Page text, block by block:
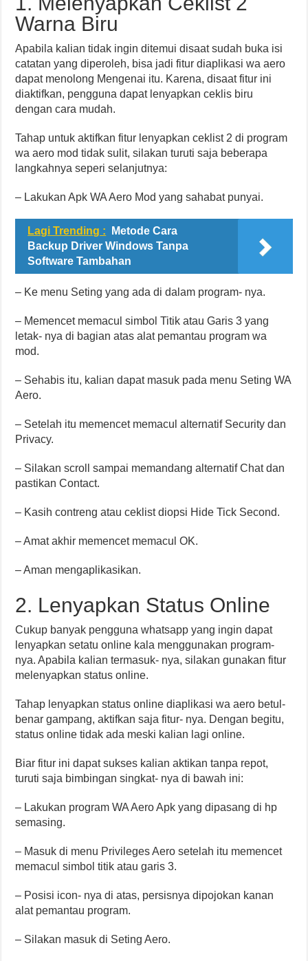
Warna Biru
Apabila kalian tidak ingin ditemui disaat sudah buka isi
catatan yang diperoleh, bisa jadi fitur diaplikasi wa aero
dapat menolong Mengenai itu. Karena, disaat fitur ini
diaktifkan, pengguna dapat lenyapkan ceklis biru
dengan cara mudah.
Tahap untuk aktifkan fitur lenyapkan ceklist 2 di program
wa aero mod tidak sulit, silakan turuti saja beberapa
langkahnya seperi selanjutnya:
– Lakukan Apk WA Aero Mod yang sahabat punyai.
Lagi Trending :
Metode Cara
Backup Driver Windows Tanpa
Software Tambahan
– Ke menu Seting yang ada di dalam program- nya.
– Memencet memacul simbol Titik atau Garis 3 yang
letak- nya di bagian atas alat pemantau program wa
mod.
– Sehabis itu, kalian dapat masuk pada menu Seting WA
Aero.
– Setelah itu memencet memacul alternatif Security dan
Privacy.
– Silakan scroll sampai memandang alternatif Chat dan
pastikan Contact.
– Kasih contreng atau ceklist diopsi Hide Tick Second.
– Amat akhir memencet memacul OK.
– Aman mengaplikasikan.
2. Lenyapkan Status Online
Cukup banyak pengguna whatsapp yang ingin dapat
lenyapkan setatu online kala menggunakan program-
nya. Apabila kalian termasuk- nya, silakan gunakan fitur
melenyapkan status online.
Tahap lenyapkan status online diaplikasi wa aero betul-
benar gampang, aktifkan saja fitur- nya. Dengan begitu,
status online tidak ada meski kalian lagi online.
Biar fitur ini dapat sukses kalian aktikan tanpa repot,
turuti saja bimbingan singkat- nya di bawah ini:
– Lakukan program WA Aero Apk yang dipasang di hp
semasing.
– Masuk di menu Privileges Aero setelah itu memencet
memacul simbol titik atau garis 3.
– Posisi icon- nya di atas, persisnya dipojokan kanan
alat pemantau program.
– Silakan masuk di Seting Aero.